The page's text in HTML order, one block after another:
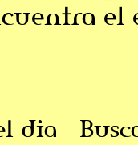
el
dia